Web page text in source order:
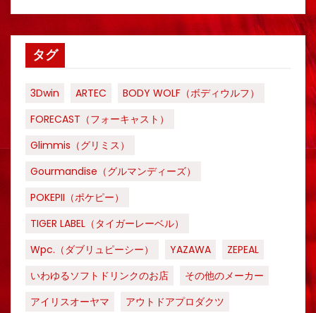
タグ
3Dwin ARTEC
BODY WOLF（ボディウルフ）
FORECAST（フォーキャスト）
Glimmis（グリミス）
Gourmandise（グルマンディーズ）
POKEPII（ポケピー）
TIGER LABEL（タイガーレーベル）
Wpc.（ダブリュピーシー）
YAZAWA
ZEPEAL
いわゆるソフトドリンクのお店
その他のメーカー
アイリスオーヤマ
アウトドアプロダクツ